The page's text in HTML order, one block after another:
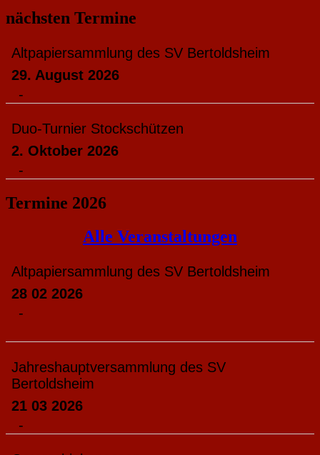
nächsten Termine
Altpapiersammlung des SV Bertoldsheim
29. August 2026
-
Duo-Turnier Stockschützen
2. Oktober 2026
-
Termine 2026
Alle Veranstaltungen
Altpapiersammlung des SV Bertoldsheim
28 02 2026
-
Jahreshauptversammlung des SV
Bertoldsheim
21 03 2026
-